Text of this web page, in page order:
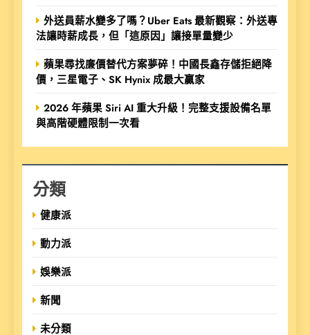
外送員薪水變多了嗎？Uber Eats 最新觀察：外送專
法讓時薪成長，但「這原因」讓接單量變少
蘋果尋找廉價替代方案夢碎！中國長鑫存儲拒絕降
價，三星電子、SK Hynix 成最大贏家
2026 年蘋果 Siri AI 重大升級！完整支援設備名單
與高階硬體限制一次看
分類
健康派
動力派
娛樂派
新聞
未分類